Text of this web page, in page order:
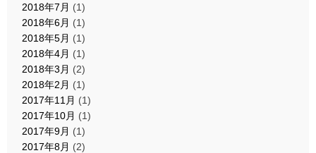
2018年7月 (1)
2018年6月 (1)
2018年5月 (1)
2018年4月 (1)
2018年3月 (2)
2018年2月 (1)
2017年11月 (1)
2017年10月 (1)
2017年9月 (1)
2017年8月 (2)